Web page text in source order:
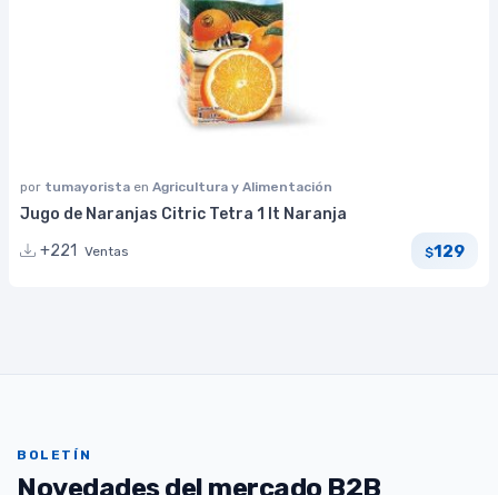
por tumayorista en Agricultura y Alimentación
Jugo de Naranjas Citric Tetra 1 lt Naranja
+221
Ventas $129
BOLETÍN
Novedades del mercado B2B